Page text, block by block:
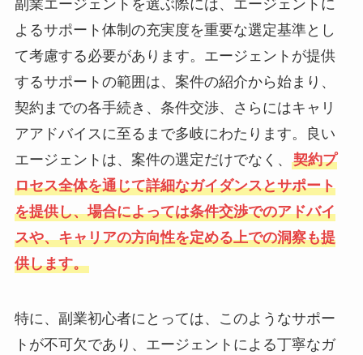
副業エージェントを選ぶ際には、エージェントに
よるサポート体制の充実度を重要な選定基準とし
て考慮する必要があります。エージェントが提供
するサポートの範囲は、案件の紹介から始まり、
契約までの各手続き、条件交渉、さらにはキャリ
アアドバイスに至るまで多岐にわたります。良い
エージェントは、案件の選定だけでなく、 契約プ
ロセス全体を通じて詳細なガイダンスとサポート
を提供し、場合によっては条件交渉でのアドバイ
スや、キャリアの方向性を定める上での洞察も提
供します。
特に、副業初心者にとっては、このようなサポー
トが不可欠であり、エージェントによる丁寧なガ